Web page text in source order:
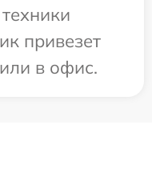
привезет
в офис.